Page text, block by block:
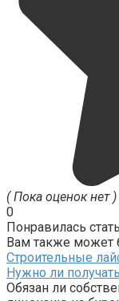
( Пока оценок нет )
0
Понравилась
Вам также может
Строительные
Нужно ли
Обязан ли